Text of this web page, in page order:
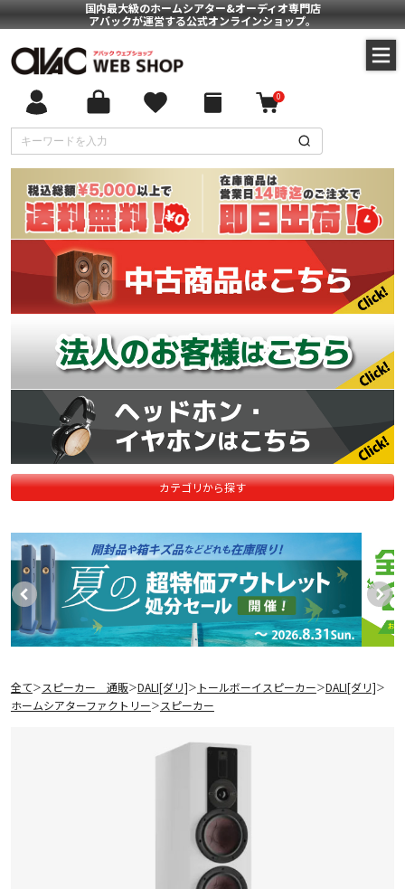
国内最大級のホームシアター&オーディオ専門店
アバックが運営する公式オンラインショップ。
0
カテゴリから探す
全て＞ スピーカー 通販＞DALI[ダリ]＞ トールボーイスピーカー＞DALI[ダリ]＞
ホームシアターファクトリー＞ スピーカー